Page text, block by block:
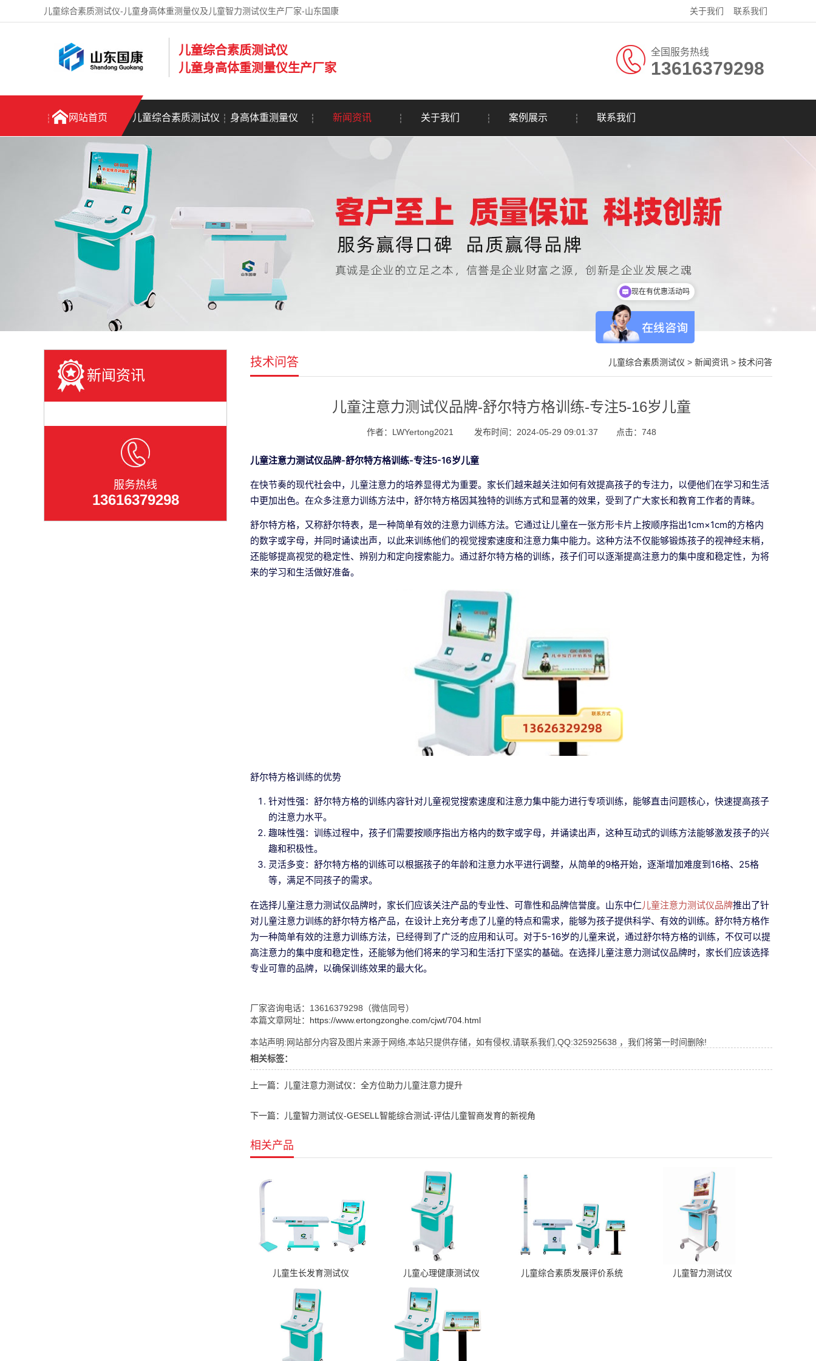
儿童综合素质测试仪-儿童身高体重测量仪及儿童智力测试仪生产厂家-山东国康 关于我们 联系我们
儿童综合素质测试仪
儿童身高体重测量仪生产厂家
全国服务热线
13616379298
网站首页 儿童综合素质测试仪 身高体重测量仪 新闻资讯 关于我们 案例展示 联系我们
新闻资讯
服务热线
13616379298
技术问答 儿童综合素质测试仪 > 新闻资讯 > 技术问答
儿童注意力测试仪品牌-舒尔特方格训练-专注5-16岁儿童
作者：LWYertong2021 发布时间：2024-05-29 09:01:37 点击： 748
儿童注意力测试仪品牌-舒尔特方格训练-专注5-16岁儿童
在快节奏的现代社会中，儿童注意力的培养显得尤为重要。家长们越来越关注如何有效提高孩子的专注力，以便他们在学习和生活
中更加出色。在众多注意力训练方法中，舒尔特方格因其独特的训练方式和显著的效果，受到了广大家长和教育工作者的青睐。
舒尔特方格，又称舒尔特表，是一种简单有效的注意力训练方法。它通过让儿童在一张方形卡片上按顺序指出1cm×1cm的方格内
的数字或字母，并同时诵读出声，以此来训练他们的视觉搜索速度和注意力集中能力。这种方法不仅能够锻炼孩子的视神经末梢，
还能够提高视觉的稳定性、辨别力和定向搜索能力。通过舒尔特方格的训练，孩子们可以逐渐提高注意力的集中度和稳定性，为将
来的学习和生活做好准备。
舒尔特方格训练的优势
针对性强：舒尔特方格的训练内容针对儿童视觉搜索速度和注意力集中能力进行专项训练，能够直击问题核心，快速提高孩子
的注意力水平。
趣味性强：训练过程中，孩子们需要按顺序指出方格内的数字或字母，并诵读出声，这种互动式的训练方法能够激发孩子的兴
趣和积极性。
灵活多变：舒尔特方格的训练可以根据孩子的年龄和注意力水平进行调整，从简单的9格开始，逐渐增加难度到16格、25格
等，满足不同孩子的需求。
在选择儿童注意力测试仪品牌时，家长们应该关注产品的专业性、可靠性和品牌信誉度。山东中仁儿童注意力测试仪品牌推出了针
对儿童注意力训练的舒尔特方格产品，在设计上充分考虑了儿童的特点和需求，能够为孩子提供科学、有效的训练。舒尔特方格作
为一种简单有效的注意力训练方法，已经得到了广泛的应用和认可。对于5-16岁的儿童来说，通过舒尔特方格的训练，不仅可以提
高注意力的集中度和稳定性，还能够为他们将来的学习和生活打下坚实的基础。在选择儿童注意力测试仪品牌时，家长们应该选择
专业可靠的品牌，以确保训练效果的最大化。
厂家咨询电话：13616379298（微信同号）
本篇文章网址： https://www.ertongzonghe.com/cjwt/704.html
本站声明:网站部分内容及图片来源于网络,本站只提供存储，如有侵权,请联系我们,QQ:325925638 ，我们将第一时间删除!
相关标签：
上一篇：儿童注意力测试仪：全方位助力儿童注意力提升
下一篇：儿童智力测试仪-GESELL智能综合测试-评估儿童智商发育的新视角
相关产品
儿童生长发育测试仪 儿童心理健康测试仪 儿童综合素质发展评价系统 儿童智力测试仪
现在有优惠活动吗